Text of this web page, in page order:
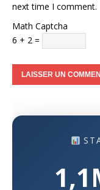
next time I comment.
Math Captcha
6 + 2 =